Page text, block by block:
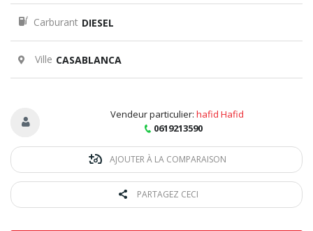
Carburant DIESEL
Ville CASABLANCA
Vendeur particulier: hafid Hafid
0619213590
AJOUTER À LA COMPARAISON
PARTAGEZ CECI